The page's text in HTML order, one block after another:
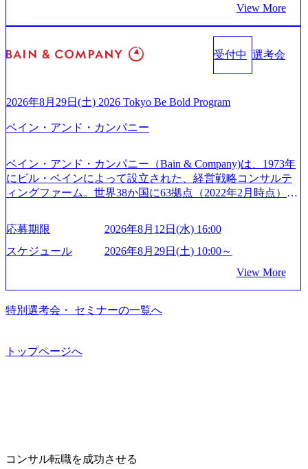
ア組織） 2026年8月22日(土) 10:00～最長16:00 2026年8月10
日(月) 16:00 ※応募者が定員を上回る場合は、厳正なる審査
の上参加者を決定させていただきます。ご了承ください。
● 当日の流れ 受付 → 会社説明会 → 面接(会社説明会終了
後、随時ご案内) ※全てリモートにて実施します。 ※参加
通常の選考フローと異なり、事前に適性検査をご受検いた
ションサーチになります。 ご経験やスキル、そして適性や
きます。 ※本求人はレバテック株式会社の雇用となりま
す。 ※案件によっては客先に出向いての作業も発生しま
す。 ＜ITコンサルタント＞ Webアプリケーション、SaaS系
模基幹システムにおける最上流のPoC(概念実証)支援から構
想策定、開発マネジメント支援までを一気通貫で担当して
います。 生成AIなどの最新技術とシステムを活用し、顧客
の業務革新と効率化の実現に貢献します。 ＜PL/PM＞ 顧客
の要望を深くヒアリングし、企画構想からアジャイル開発
による開発支援までを一気通貫で推進していただきます。
プロジェクト提案・推進の中核として、企画・要件定義か
流での現状分析、顧客ヒアリング、戦略策定、技術選定、
ルティング領域)から参画いただきます。 課題選定から顧客
た？ (https://www.businessinsider.jp/post-288838) プラダ：ラグ
nture.com/jp-ja/case-studies/song/prada-luxury-product-customizati
on) 大正製薬：ITカーブアウト支援 (https://www.accenture.co
m/jp-ja/case-studies/consulting/taisho-pharmaceutical)（ストラテ
ジー & コンサルティング） ソフトバンク：初のオンライン
s://www.accenture.com/jp-ja/case-studies/communications-media/so
する「保安ネット」を構築。省庁DXの先進事例を実現 (http
ry-safety-network)（公共サービス） カルビー：SAP HANAの
導入で基幹システムを刷新 (https://www.accenture.com/jp-ja/ca
se-studies/consumer-goods-services/calbee)（消費財・サービ
る 日本では2.3万人以上の従業員を擁しており(会計系BIG4
を上回る規模感)、営業利益率も約15％と驚異的な数字とな
を遂げていることから、今後も高い成長が見込まれる 多く
の技術者を抱えており、アビームコンサルティングに続い
て日本国内2番目にSAP認定コンサルタント制度の有資格者
数が多く、特にIT領域に強みを持つ グローバルのポジショ
ーケットプレイス」が存在し、本ツールを活用で上司の引
職率も21.8%（2023年12月時点）とフレキシブルな働き方を
確実な実現と社会的価値及び経済的価値の追求にも貢献 NE
Cとの戦略的資本提携も実現して、現在はNECのグループ会
シングなどの専門知識と、豊富な経験を持つ約6,000名を超
えるプロフェッショナルを有する 金融、製造、流通、エネ
トとしている SAP領域においては日本市場No.1を誇り、全
定コンサルタント資格を取得している また、日本国内企業
資格も保有、さまざまな業界・業種でのプロジェクト実績
と蓄積されたノウハウを基に独自の方法論やテンプレート
を開発し、それらを活用してお客様に最適なSAPコンサル
ティングサービスを提供する https://storage.googleapis.com/our
96dc8f2-7d54-42b9-a7ae-8c532c52d3d8_1200x678.webp アビー
ムコンサルティング会社資料 (https://www.abeam.com/content/
dam/abeam/jp/ja/about/company/ABeamConsultingCompanyProfil
e_jpn_4.pdf) 『SAP AWARD OF EXCELLENCE 2024』にお
ルティング、社員の健康改善を支援 食事・睡眠など可視
w.businessinsider.jp/post-283587) アサヒグループホールディン
ンサルティング会社となり、今後も成長性が大きくみられ
View More
受付中 選考会
2026年8月29日(土) 2026 Tokyo Be Bold Program
ベイン・アンド・カンパニー
ベイン・アンド・カンパニー（Bain & Company)は、1973年
にビル・ベインによって設立された、経営戦略コンサルテ
ィングファーム。世界38か国に63拠点（2022年2月時点）、
アントにお届けするのは単なるレポートではなく、『結
果』である。」この原則のもと、ベインは1973年に創業さ
れた。クライアントが不確かな未来の中、競争に勝てるよ
に、提言を具体的な行動に落とし込んでいる。 徹底した
「結果主義」を標榜。クライアントのフルポテンシャル実
現を目標に、具体的に目に見える成果を出すことを信条と
（真北）という言葉がよくつかわれる。針が少し東に傾い
外オフィスへのトランスファー制度などが充実している。
東京オフィスに来るグローバルメンバーも多く、グローバ
応募期限
2026年8月12日(水) 16:00
スケジュール
2026年8月29日(土) 10:00～
View More
特別選考会・ セミナーの一覧へ
トップページへ
コンサル転職を成功させる